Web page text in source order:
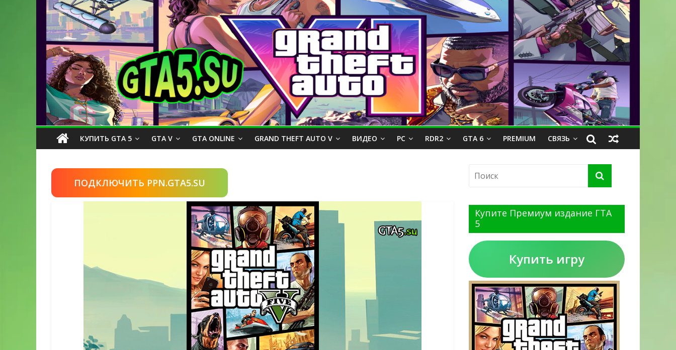
КУПИТЬ GTA 5 GTA V GTA ONLINE GRAND THEFT AUTO V ВИДЕО PC RDR2 GTA 6 PREMIUM СВЯЗЬ
ПОДКЛЮЧИТЬ PPN.GTA5.SU
Купите Премиум издание ГТА
5
Купить игру